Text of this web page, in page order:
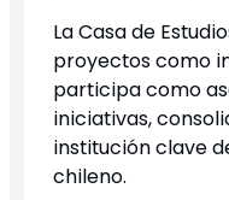
La Casa de
proyectos como
participa como
iniciativas,
institución clave
chileno.